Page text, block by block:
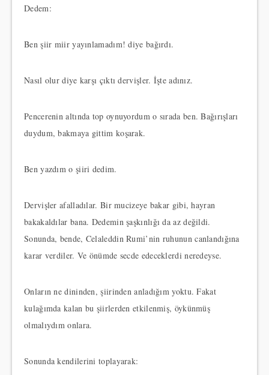
Dedem:
Ben şiir miir yayınlamadım! diye bağırdı.
Nasıl olur diye karşı çıktı dervişler. İşte adınız.
Pencerenin altında top oynuyordum o sırada ben. Bağırışları
duydum, bakmaya gittim koşarak.
Ben yazdım o şiiri dedim.
Dervişler afalladılar. Bir mucizeye bakar gibi, hayran
bakakaldılar bana. Dedemin şaşkınlığı da az değildi.
Sonunda, bende, Celaleddin Rumi’nin ruhunun canlandığına
karar verdiler. Ve önümde secde edeceklerdi neredeyse.
Onların ne dininden, şiirinden anladığım yoktu. Fakat
kulağımda kalan bu şiirlerden etkilenmiş, öykünmüş
olmalıydım onlara.
Sonunda kendilerini toplayarak: